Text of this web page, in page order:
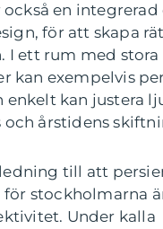
också en integrerad
för att skapa
I ett rum med stora
kan exempelvis
enkelt kan justera
och årstidens
till att
stockholmarna
Under kalla